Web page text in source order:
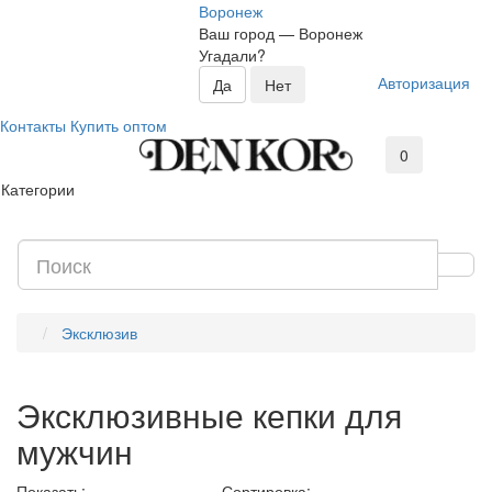
Воронеж
Ваш город — Воронеж
Угадали?
Авторизация
Контакты Купить оптом
0
Категории
Эксклюзив
Эксклюзивные кепки для
мужчин